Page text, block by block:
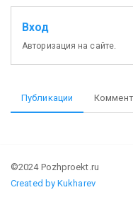
Вход
Авторизация на сайте.
Публикации
©2024 Pozhproekt.ru
Created by Kukharev